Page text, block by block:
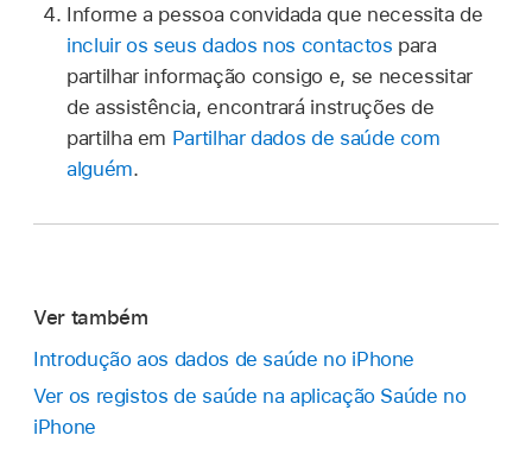
Informe a pessoa convidada que necessita de
incluir os seus dados nos contactos para
partilhar informação consigo e, se necessitar
de assistência, encontrará instruções de
partilha em Partilhar dados de saúde com
alguém.
Ver também
Introdução aos dados de saúde no iPhone
Ver os registos de saúde na aplicação Saúde no
iPhone